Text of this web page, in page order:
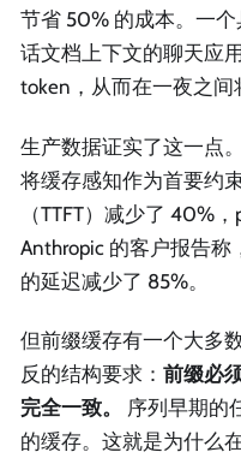
节省 50% 的成本。一
话文档上下文的聊天应
token，从而在一夜之间
生产数据证实了这一点
将缓存感知作为首要约
（TTFT）减少了 40%
Anthropic 的客户报告
的延迟减少了 85%。
但前缀缓存有一个大多
反的结构要求： 前缀必
完全一致。
序列早期的
的缓存。这就是为什么